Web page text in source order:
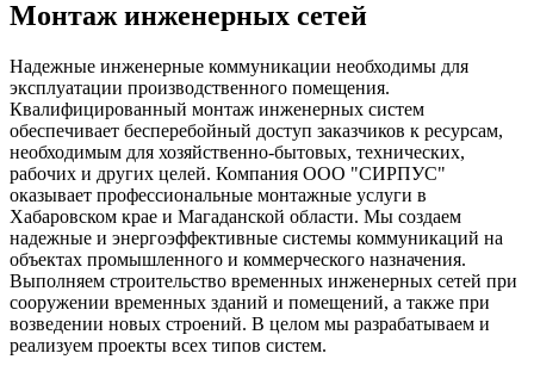
Монтаж инженерных сетей
Надежные инженерные коммуникации необходимы для
эксплуатации производственного помещения.
Квалифицированный монтаж инженерных систем
обеспечивает бесперебойный доступ заказчиков к ресурсам,
необходимым для хозяйственно-бытовых, технических,
рабочих и других целей. Компания ООО "СИРПУС"
оказывает профессиональные монтажные услуги в
Хабаровском крае и Магаданской области. Мы создаем
надежные и энергоэффективные системы коммуникаций на
объектах промышленного и коммерческого назначения.
Выполняем строительство временных инженерных сетей при
сооружении временных зданий и помещений, а также при
возведении новых строений. В целом мы разрабатываем и
реализуем проекты всех типов систем.